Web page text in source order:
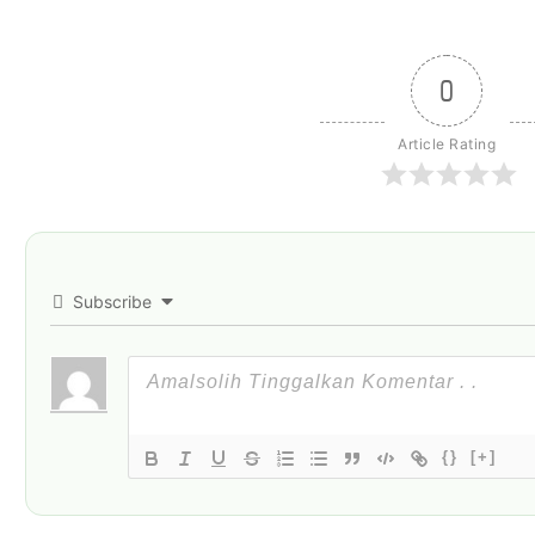
0
Article Rating
Subscribe
{} [+]